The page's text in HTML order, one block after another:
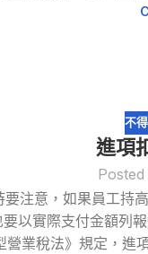
不
進項
注意，如果員工持
以實際支付金額列
營業稅法》規定，進